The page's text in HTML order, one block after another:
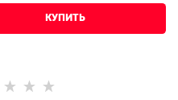
КУПИТЬ